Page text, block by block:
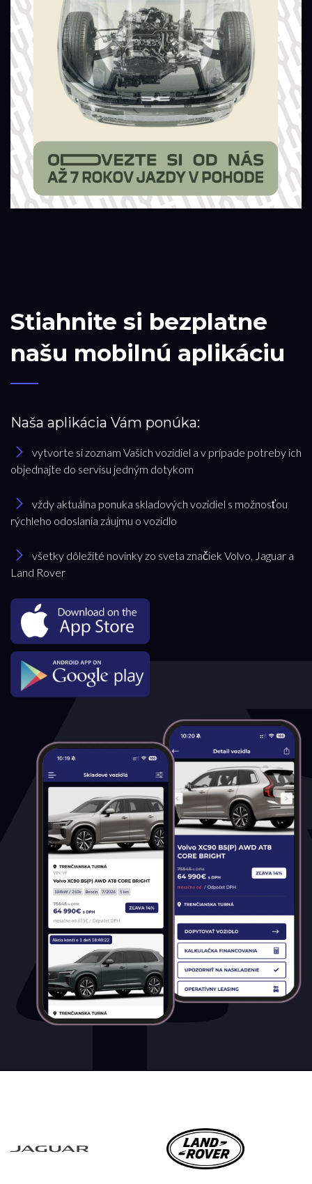
Stiahnite si bezplatne
našu mobilnú aplikáciu
Naša aplikácia Vám ponúka:
vytvorte si zoznam Vašich vozidiel a v prípade potreby ich
objednajte do servisu jedným dotykom
vždy aktuálna ponuka skladových vozidiel s možnosťou
rýchleho odoslania záujmu o vozidlo
všetky dôležité novinky zo sveta značiek Volvo, Jaguar a
Land Rover